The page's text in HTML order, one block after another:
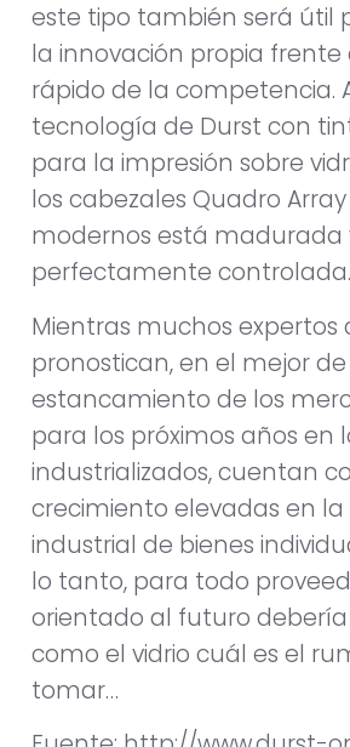
este tipo también será útil
la innovación propia frente
rápido de la competencia.
tecnología de Durst con
para la impresión sobre
los cabezales Quadro
modernos está madurada
perfectamente controlada.
Mientras muchos expertos
pronostican, en el mejor de
estancamiento de los
para los próximos años en
industrializados, cuentan
crecimiento elevadas en
industrial de bienes
lo tanto, para todo
orientado al futuro
como el vidrio cuál es el
tomar…